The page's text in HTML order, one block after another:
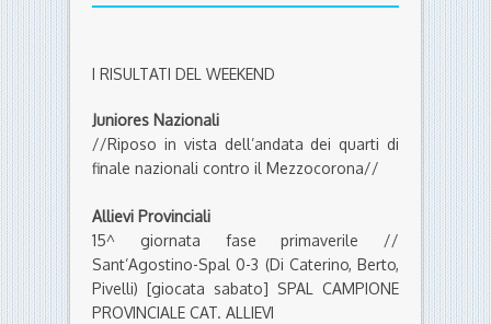
I RISULTATI DEL WEEKEND
Juniores Nazionali
//Riposo in vista dell’andata dei quarti di
finale nazionali contro il Mezzocorona//
Allievi Provinciali
15^ giornata fase primaverile //
Sant’Agostino-Spal 0-3 (Di Caterino, Berto,
Pivelli) [giocata sabato] SPAL CAMPIONE
PROVINCIALE CAT. ALLIEVI